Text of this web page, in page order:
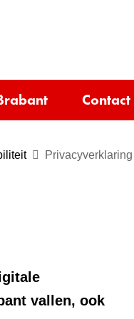
Contact
Privacyverklaring
vallen, ook